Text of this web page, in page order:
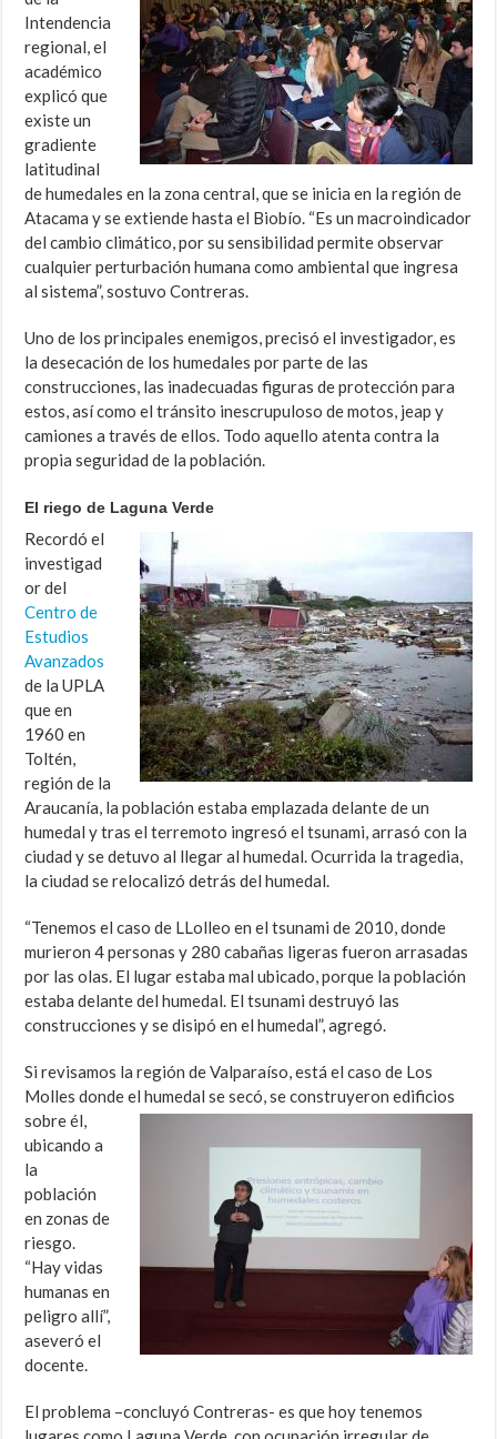
Intendencia
regional, el
académico
explicó que
existe un
gradiente
latitudinal
de humedales en la zona central, que se inicia en la región de
Atacama y se extiende hasta el Biobío. “Es un macroindicador
del cambio climático, por su sensibilidad permite observar
cualquier perturbación humana como ambiental que ingresa
al sistema”, sostuvo Contreras.
Uno de los principales enemigos, precisó el investigador, es
la desecación de los humedales por parte de las
construcciones, las inadecuadas figuras de protección para
estos, así como el tránsito inescrupuloso de motos, jeap y
camiones a través de ellos. Todo aquello atenta contra la
propia seguridad de la población.
El riego de Laguna Verde
Recordó el
investigad
or del
Centro de
Estudios
Avanzados
de la UPLA
que en
1960 en
Toltén,
región de la
Araucanía, la población estaba emplazada delante de un
humedal y tras el terremoto ingresó el tsunami, arrasó con la
ciudad y se detuvo al llegar al humedal. Ocurrida la tragedia,
la ciudad se relocalizó detrás del humedal.
“Tenemos el caso de LLolleo en el tsunami de 2010, donde
murieron 4 personas y 280 cabañas ligeras fueron arrasadas
por las olas. El lugar estaba mal ubicado, porque la población
estaba delante del humedal. El tsunami destruyó las
construcciones y se disipó en el humedal”, agregó.
Si revisamos la región de Valparaíso, está el caso de Los
Molles donde el humedal se secó,se construyeron edificios
sobre él,
ubicando a
la
población
en zonas de
riesgo.
“Hay vidas
humanas en
peligro allí”,
aseveró el
docente.
El problema –concluyó Contreras- es que hoy tenemos